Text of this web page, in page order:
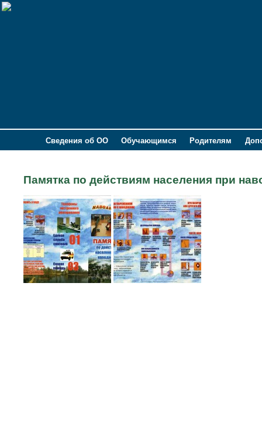
Сведения об ОО Обучающимся Родителям
Памятка по действиям населения при